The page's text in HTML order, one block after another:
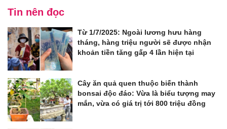
Tin nên đọc
Từ 1/7/2025: Ngoài lương hưu hàng
tháng, hàng triệu người sẽ được nhận
khoản tiền tăng gấp 4 lần hiện tại
Cây ăn quả quen thuộc biến thành
bonsai độc đáo: Vừa là biểu tượng may
mắn, vừa có giá trị tới 800 triệu đồng